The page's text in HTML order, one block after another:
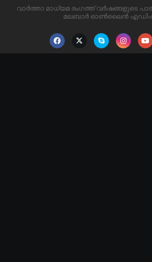
വാർത്താ മാധ്യമ രംഗത്ത് വർഷങ്ങളുടെ
മലബാർ ഓൺലൈൻ